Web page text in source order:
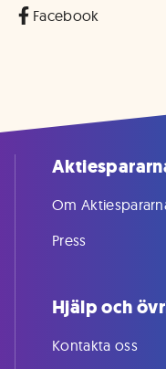
Facebook
Om
Press
Hjälp och
Kontakta oss